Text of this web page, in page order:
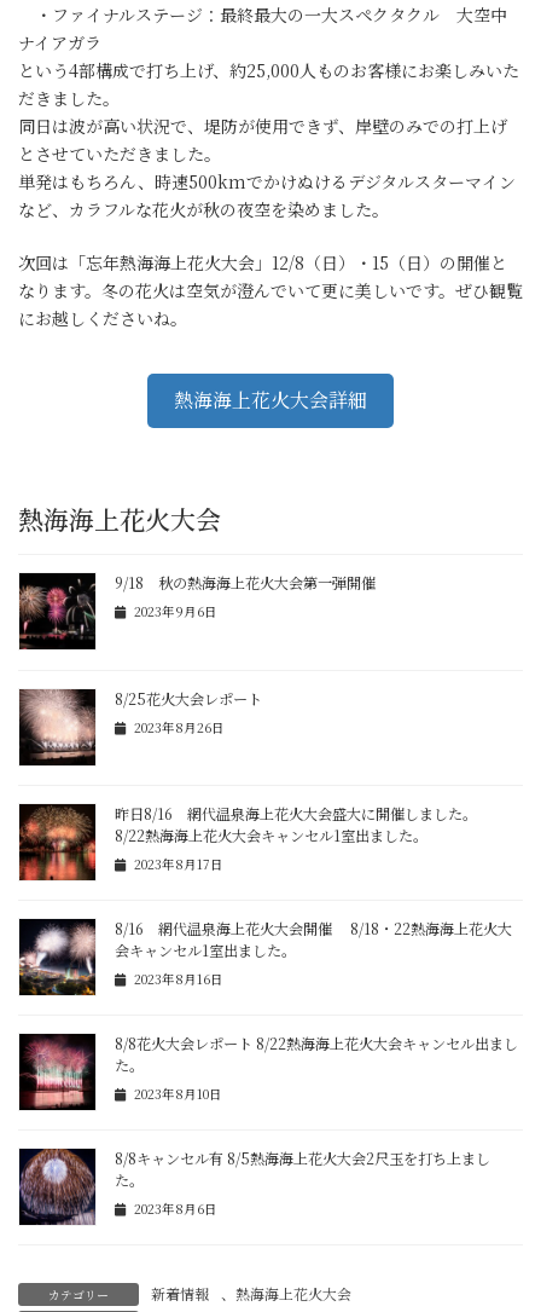
・ファイナルステージ：最終最大の一大スペクタクル 大空中
ナイアガラ
という4部構成で打ち上げ、約25,000人ものお客様にお楽しみいた
だきました。
同日は波が高い状況で、堤防が使用できず、岸壁のみでの打上げ
とさせていただきました。
単発はもちろん、時速500kmでかけぬけるデジタルスターマイン
など、カラフルな花火が秋の夜空を染めました。
次回は「忘年熱海海上花火大会」12/8（日）・15（日）の開催と
なります。冬の花火は空気が澄んでいて更に美しいです。ぜひ観覧
にお越しくださいね。
熱海海上花火大会詳細
熱海海上花火大会
9/18 秋の熱海海上花火大会第一弾開催
2023年9月6日
8/25花火大会レポート
2023年8月26日
昨日8/16 網代温泉海上花火大会盛大に開催しました。
8/22熱海海上花火大会キャンセル1室出ました。
2023年8月17日
8/16 網代温泉海上花火大会開催 8/18・22熱海海上花火大
会キャンセル1室出ました。
2023年8月16日
8/8花火大会レポート 8/22熱海海上花火大会キャンセル出まし
た。
2023年8月10日
8/8キャンセル有 8/5熱海海上花火大会2尺玉を打ち上まし
た。
2023年8月6日
カテゴリー 新着情報 、 熱海海上花火大会